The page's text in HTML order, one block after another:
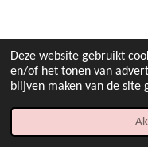
Deze website gebruikt
en/of het tonen van
blijven maken van de site